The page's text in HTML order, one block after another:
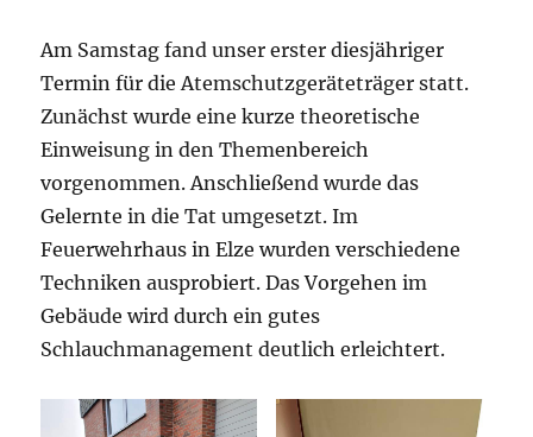
extra
Am Samstag fand unser erster diesjähriger
Termin für die Atemschutzgeräteträger statt.
Zunächst wurde eine kurze theoretische
Einweisung in den Themenbereich
vorgenommen. Anschließend wurde das
Gelernte in die Tat umgesetzt. Im
Feuerwehrhaus in Elze wurden verschiedene
Techniken ausprobiert. Das Vorgehen im
Gebäude wird durch ein gutes
Schlauchmanagement deutlich erleichtert.